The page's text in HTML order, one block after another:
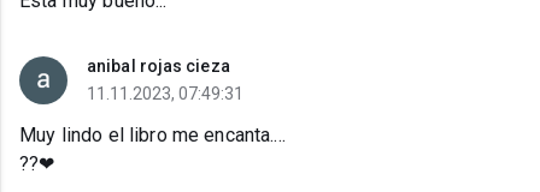
anibal rojas cieza
11.11.2023, 07:49:31
Muy lindo el libro me encanta....
??❤